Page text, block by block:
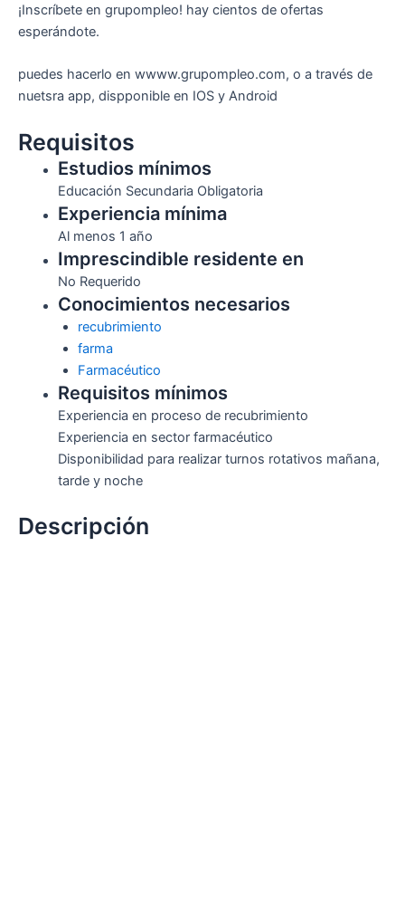
¡Inscríbete en grupompleo! hay cientos de ofertas
esperándote.
puedes hacerlo en wwww.grupompleo.com, o a través de
nuetsra app, dispponible en IOS y Android
Requisitos
Estudios mínimos
Educación Secundaria Obligatoria
Experiencia mínima
Al menos 1 año
Imprescindible residente en
No Requerido
Conocimientos necesarios
recubrimiento
farma
Farmacéutico
Requisitos mínimos
Experiencia en proceso de recubrimiento
Experiencia en sector farmacéutico
Disponibilidad para realizar turnos rotativos mañana,
tarde y noche
Descripción